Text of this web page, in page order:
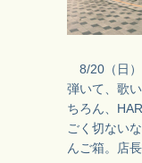
8/20（日）
弾いて、歌
ちろん、
ごく切ない
んご箱。店